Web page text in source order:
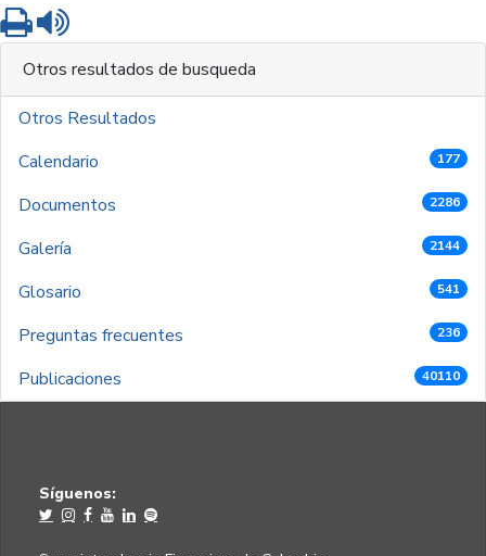
Imprimir
Otros resultados de busqueda
Otros Resultados
Calendario
177
Documentos 2286
Galería 2144
Glosario 541
Preguntas frecuentes 236
Publicaciones 40110
Síguenos: